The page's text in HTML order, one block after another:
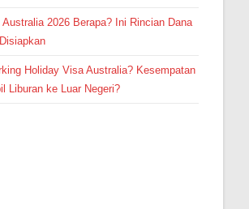
Australia 2026 Berapa? Ini Rincian Dana
Holiday Visa Australia? Kesempatan
Liburan ke Luar Negeri?